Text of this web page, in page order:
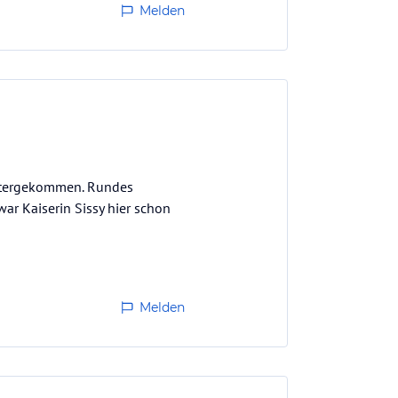
Melden
Rundes
Kaiserin Sissy hier schon
Melden